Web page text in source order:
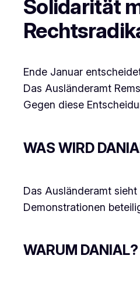
Solidarität
Ende Januar
Das Ausländeramt
Gegen diese
WAS WIRD
Das Ausländeramt
Demonstrationen
WARUM DANIAL?